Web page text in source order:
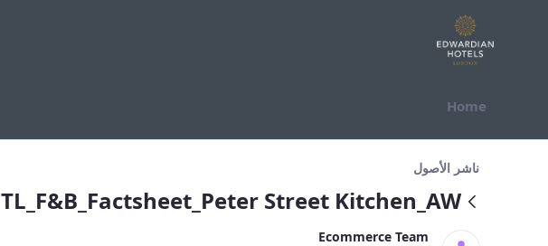
التخطي للمحتوى
Home
ناشر الأصول
TL_F&B_Factsheet_Peter Street Kitchen_AW
Ecommerce Team